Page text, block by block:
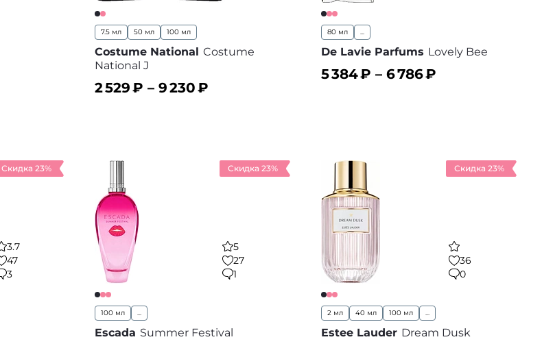
7.5 мл 50 мл 100 мл
Costume National Costume
National J
2 529₽ – 9 230₽
80 мл ...
De Lavie Parfums Lovely Bee
5 384₽ – 6 786₽
Скидка 23%
3.7
47
3
Скидка 23%
5
27
1
100 мл ...
Escada Summer Festival
Скидка 23%
36
0
2 мл 40 мл 100 мл ...
Estee Lauder Dream Dusk